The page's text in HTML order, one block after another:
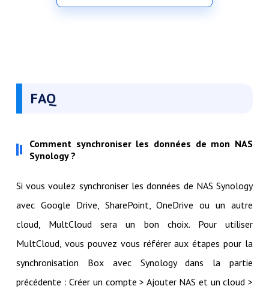
FAQ
Comment synchroniser les données de mon NAS
Synology ?
Si vous voulez synchroniser les données de NAS Synology
avec Google Drive, SharePoint, OneDrive ou un autre
cloud, MultCloud sera un bon choix. Pour utiliser
MultCloud, vous pouvez vous référer aux étapes pour la
synchronisation Box avec Synology dans la partie
précédente : Créer un compte > Ajouter NAS et un cloud >